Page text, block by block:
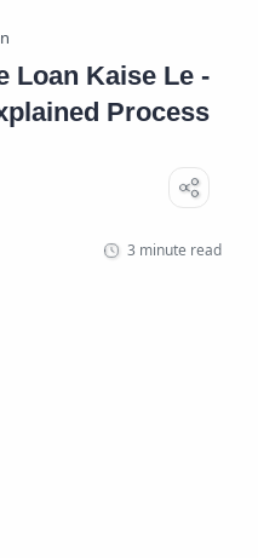
Loan Kaise Le -
Process
3 minute read